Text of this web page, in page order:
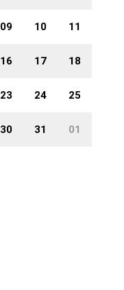
09 10 11
16 17 18
23 24 25
30 31 01